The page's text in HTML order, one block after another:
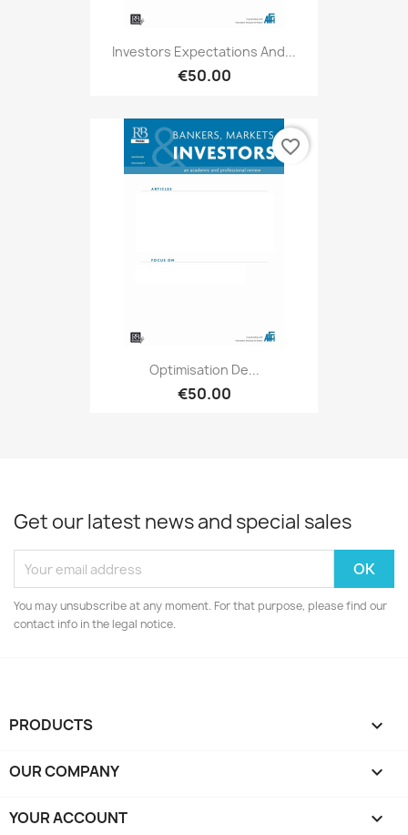
Investors Expectations And...
€50.00
Optimisation De...
€50.00
favorite_border
Get our latest news and special sales
You may unsubscribe at any moment. For that purpose, please find our
contact info in the legal notice.
PRODUCTS 
OUR COMPANY 
YOUR ACCOUNT 